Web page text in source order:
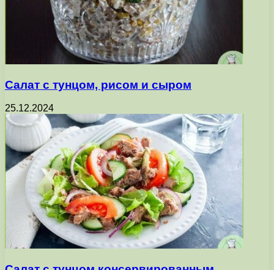
Салат с тунцом, рисом и сыром
25.12.2024